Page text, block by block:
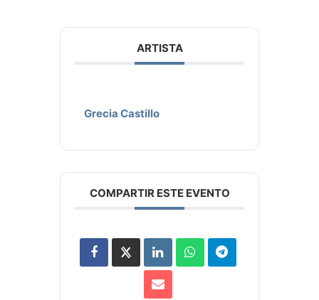
ARTISTA
Grecia Castillo
COMPARTIR ESTE EVENTO